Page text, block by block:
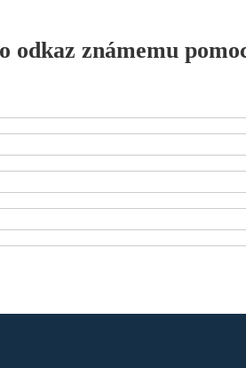
odkaz známemu